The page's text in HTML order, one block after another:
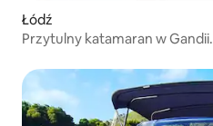
Łódź
Przytulny katamaran w Gandii.